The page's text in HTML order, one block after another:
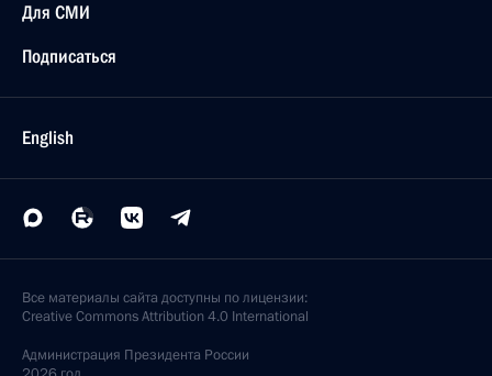
Для СМИ
Подписаться
English
Все материалы сайта доступны по лицензии:
Creative Commons Attribution 4.0 International
Администрация Президента России